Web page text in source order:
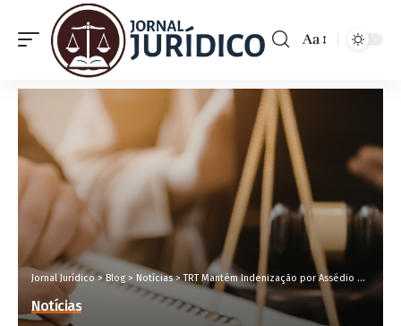
Aa
Jornal Jurídico>Blog > Notícias>TRT Mantém Indenização por Assédio Misógino Contra Gerente de Crédito em Belo Horizonte
Notícias